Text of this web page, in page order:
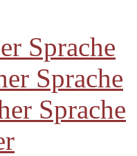
Sprache
Sprache
Sprache